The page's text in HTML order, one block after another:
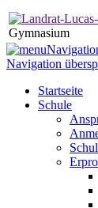
Gymnasium
Navigation
Startseite
Schule